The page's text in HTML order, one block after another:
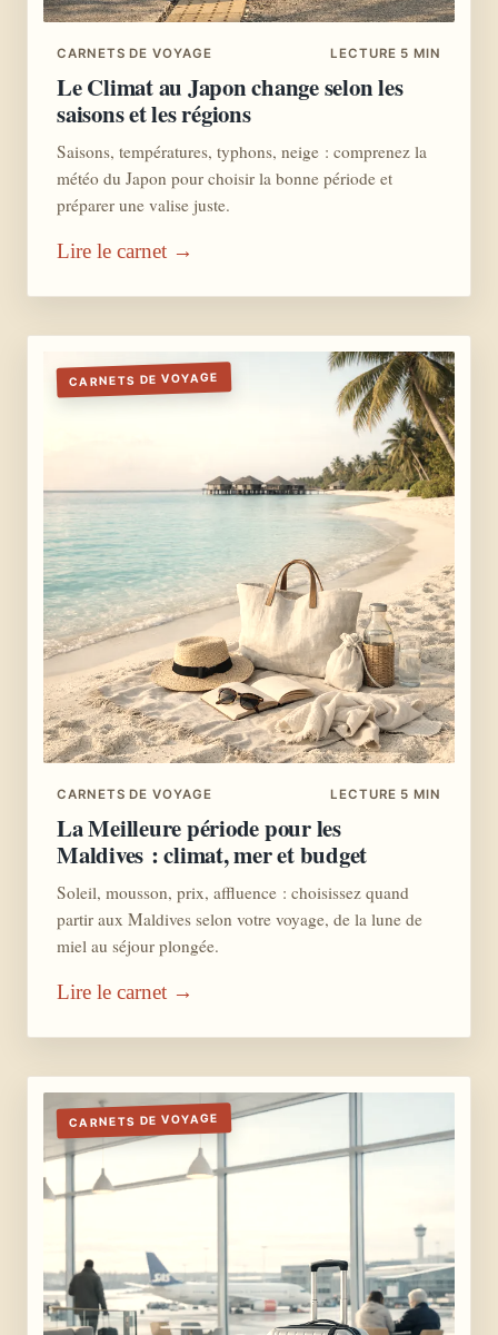
CARNETS DE VOYAGE LECTURE 5 MIN
Le Climat au Japon change selon les
saisons et les régions
Saisons, températures, typhons, neige : comprenez la
météo du Japon pour choisir la bonne période et
préparer une valise juste.
Lire le carnet →
CARNETS DE VOYAGE
CARNETS DE VOYAGE LECTURE 5 MIN
La Meilleure période pour les
Maldives : climat, mer et budget
Soleil, mousson, prix, affluence : choisissez quand
partir aux Maldives selon votre voyage, de la lune de
miel au séjour plongée.
Lire le carnet →
CARNETS DE VOYAGE